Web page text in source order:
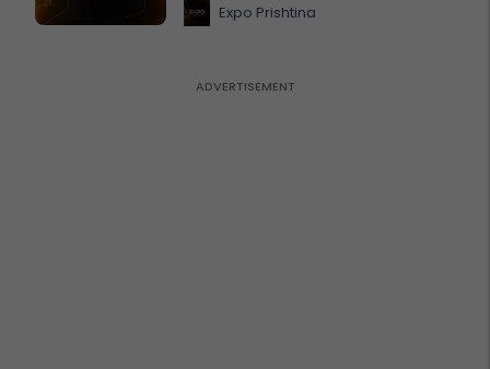
Expo Prishtina